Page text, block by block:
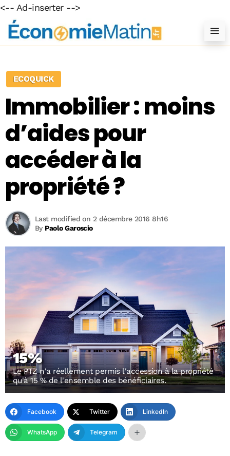
<-- Ad-inserter -->
ECOQUICK
Immobilier : moins
d’aides pour
accéder à la
propriété ?
By Paolo Garoscio
Last modified on 2 décembre 2016 8h16
15%
Le PTZ n'a réellement permis l'accession à la propriété
qu'à 15 % de l'ensemble des bénéficiaires.
Facebook Twitter LinkedIn
WhatsApp Telegram